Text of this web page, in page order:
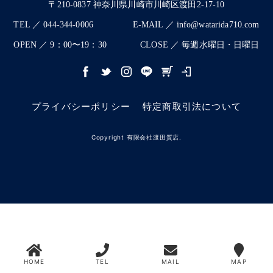
〒210-0837 神奈川県川崎市川崎区渡田2-17-10
TEL ／ 044-344-0006 E-MAIL ／ info@watarida710.com
OPEN ／ 9：00〜19：30 CLOSE ／ 毎週水曜日・日曜日
プライバシーポリシー 特定商取引法について
Copyright 有限会社渡田質店.
HOME TEL MAIL MAP